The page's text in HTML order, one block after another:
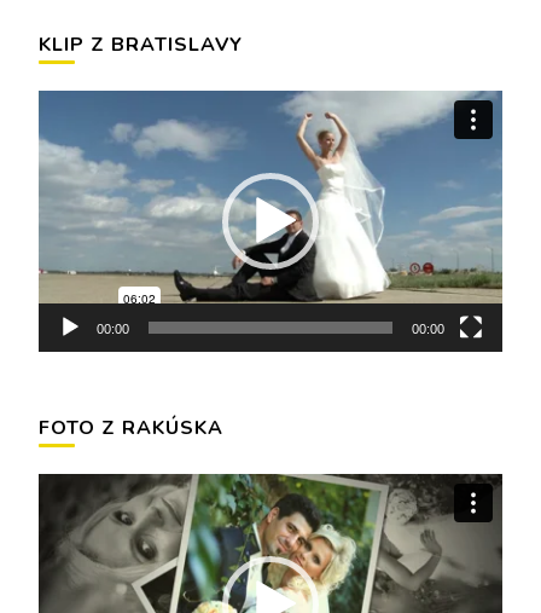
KLIP Z BRATISLAVY
prehrávač
00:00 00:00
FOTO Z RAKÚSKA
Video
prehrávač